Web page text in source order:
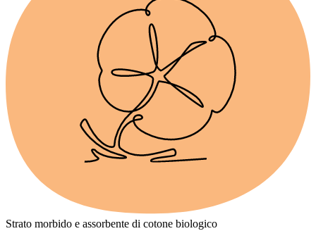
Strato morbido e assorbente di cotone biologico